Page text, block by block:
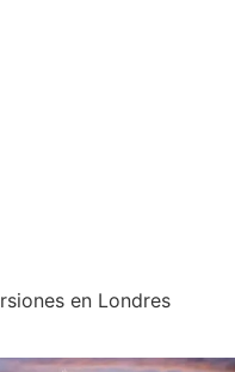
en Londres